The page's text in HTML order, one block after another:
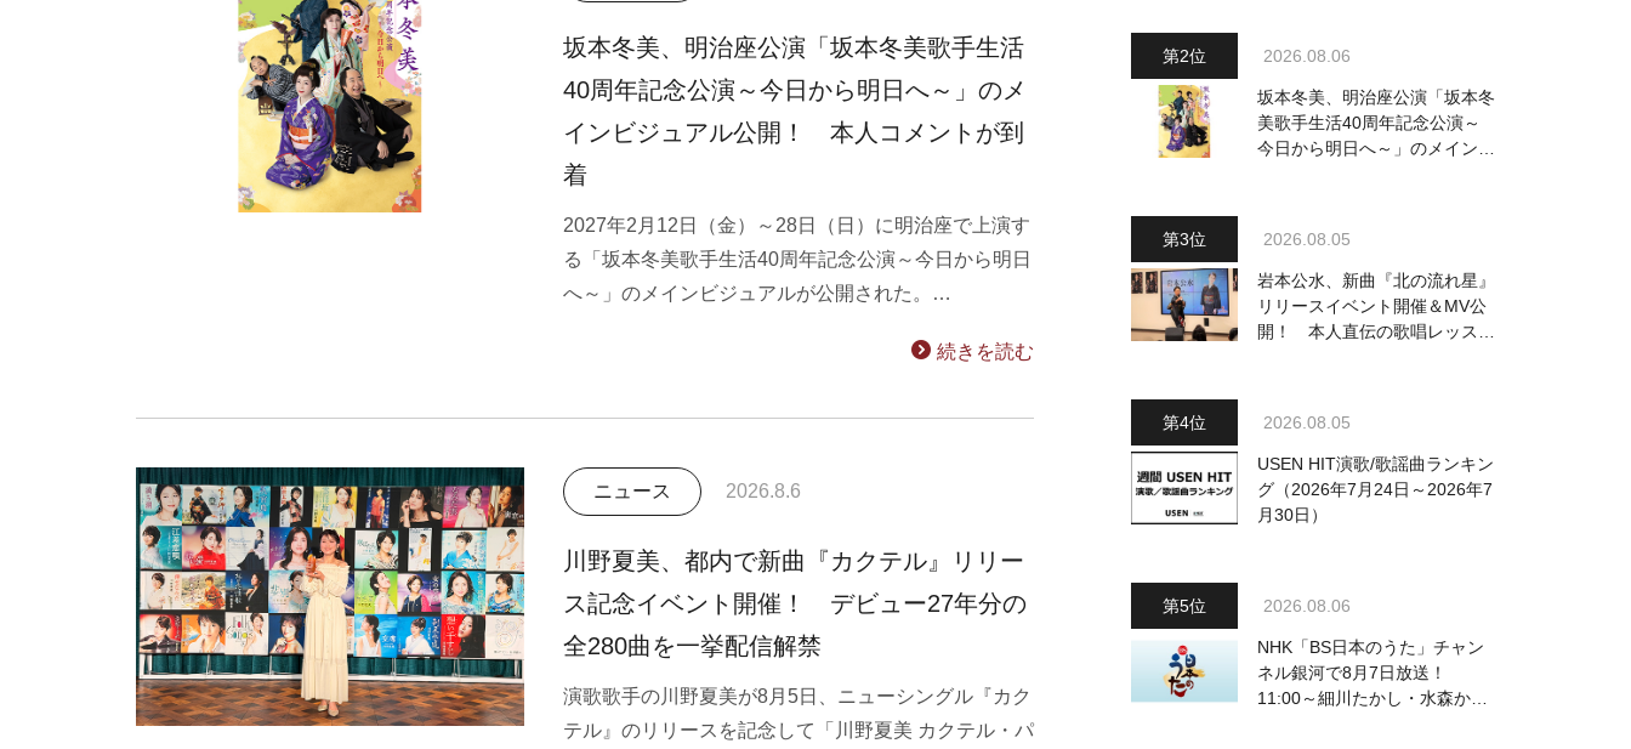
坂本冬美、明治座公演「坂本冬美歌手生活
40周年記念公演～今日から明日へ～」のメ
インビジュアル公開！ 本人コメントが到
着
2027年2月12日（金）～28日（日）に明治座で上演す
る「坂本冬美歌手生活40周年記念公演～今日から明日
へ～」のメインビジュアルが公開された。…
続きを読む
ニュース 2026.8.6
川野夏美、都内で新曲『カクテル』リリー
ス記念イベント開催！ デビュー27年分の
全280曲を一挙配信解禁
演歌歌手の川野夏美が8月5日、ニューシングル『カク
テル』のリリースを記念して「川野夏美 カクテル・パ
出演者・曲目情報
2026.08.06
坂本冬美、明治座公演「坂本冬
美歌手生活40周年記念公演～
今日から明日へ～」のメインビ
2026.08.05
岩本公水、新曲『北の流れ星』
リリースイベント開催＆MV公
開！ 本人直伝の歌唱レッスン
2026.08.05
USEN HIT演歌/歌謡曲ランキン
グ（2026年7月24日～2026年7
月30日）
2026.08.06
NHK「BS日本のうた」チャン
ネル銀河で8月7日放送！
11:00～細川たかし・水森かお